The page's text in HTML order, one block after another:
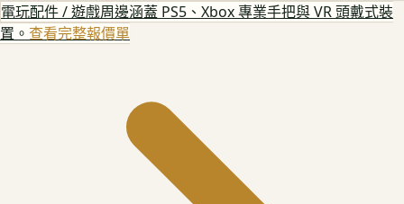
電玩配件 / 遊戲周邊涵蓋 PS5、Xbox 專業手把與 VR 頭戴式裝
置。 查看完整報價單